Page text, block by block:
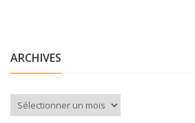
ARCHIVES
Archives